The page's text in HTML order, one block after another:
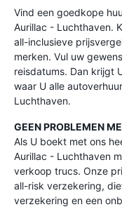
Vind een goedkope
Aurillac - Luchthaven.
all-inclusieve
merken. Vul uw
reisdatums. Dan krijgt
waar U alle
Luchthaven.
GEEN PROBLEMEN
Als U boekt met ons
Aurillac - Luchthaven
verkoop trucs. Onze
all-risk verzekering,
verzekering en een